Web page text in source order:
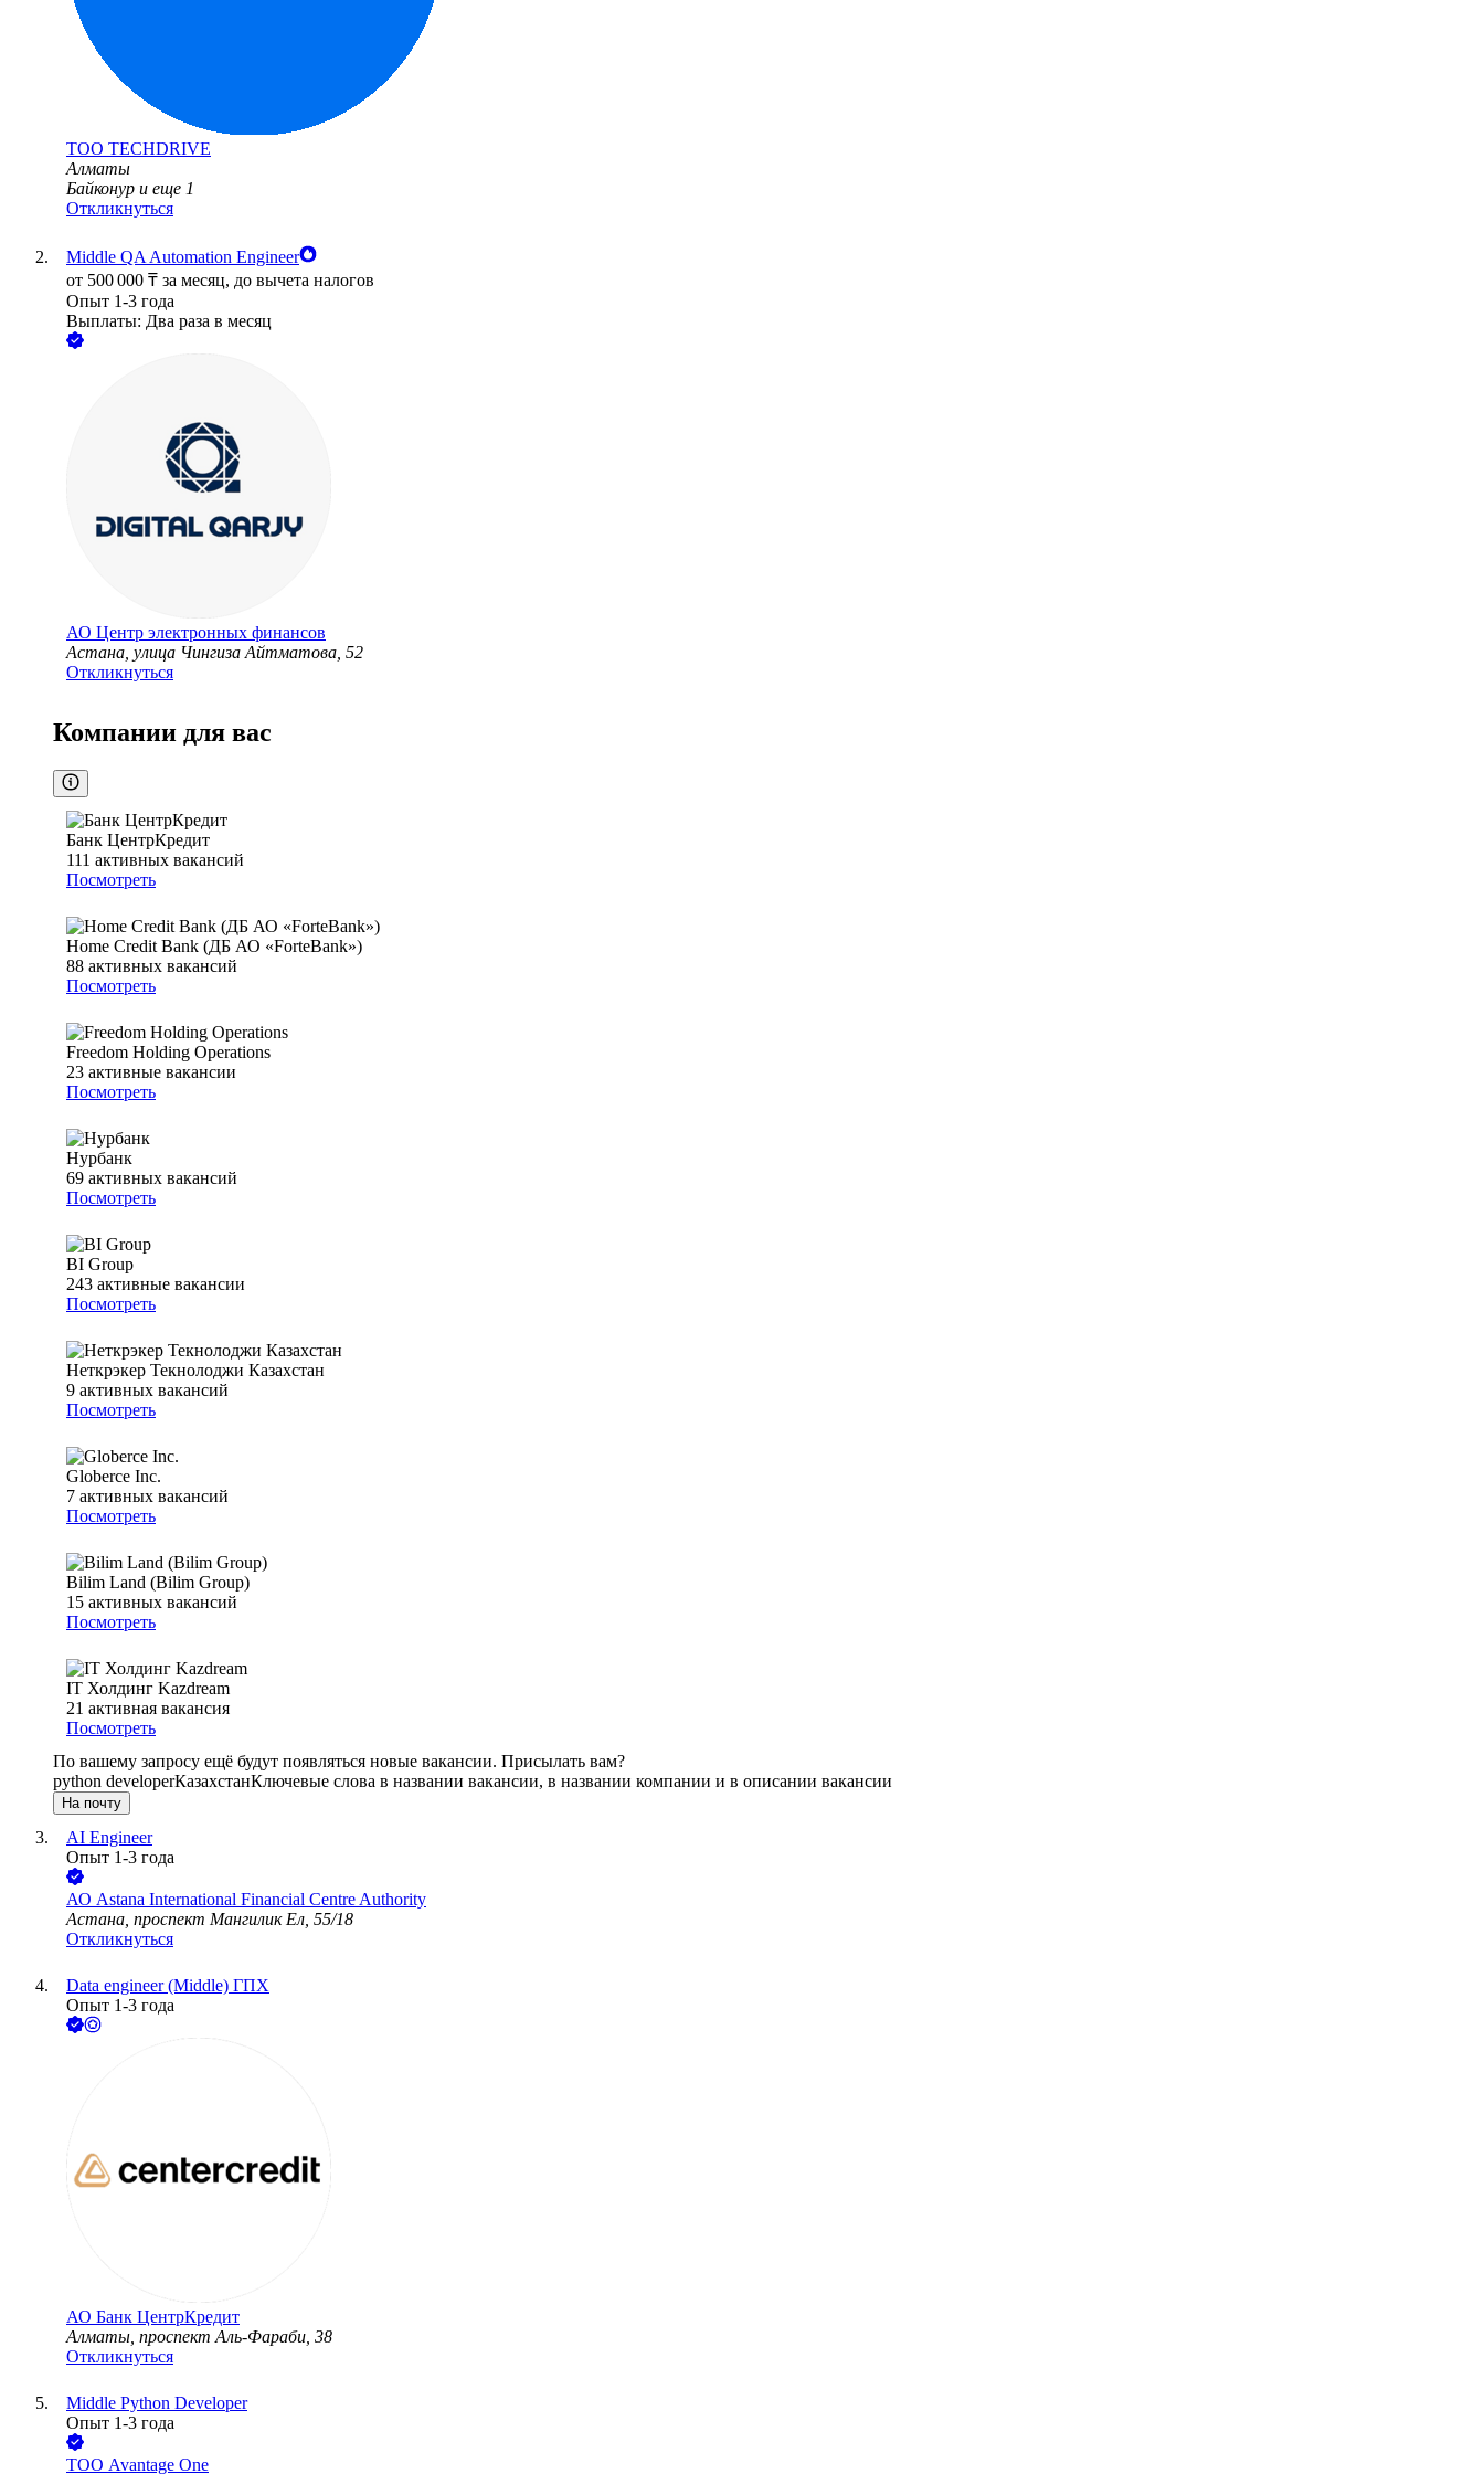
ТОО TECHDRIVE
Алматы
Байконур и еще 1
Откликнуться
Middle QA Automation Engineer
от 500 000 ₸ за месяц, до вычета налогов
Опыт 1-3 года
Выплаты: Два раза в месяц
АО Центр электронных финансов
Астана, улица Чингиза Айтматова, 52
Откликнуться
Компании для вас
Банк ЦентрКредит
111 активных вакансий
Посмотреть
Home Credit Bank (ДБ АО «ForteBank»)
88 активных вакансий
Посмотреть
Freedom Holding Operations
23 активные вакансии
Посмотреть
Нурбанк
69 активных вакансий
Посмотреть
BI Group
243 активные вакансии
Посмотреть
Неткрэкер Текнолоджи Казахстан
9 активных вакансий
Посмотреть
Globerce Inc.
7 активных вакансий
Посмотреть
Bilim Land (Bilim Group)
15 активных вакансий
Посмотреть
IT Холдинг Kazdream
21 активная вакансия
Посмотреть
По вашему запросу ещё будут появляться новые вакансии. Присылать вам?
python developerКазахстанКлючевые слова в названии вакансии, в названии компании и в описании вакансии
На почту
AI Engineer
Опыт 1-3 года
АО Astana International Financial Centre Authority
Астана, проспект Мангилик Ел, 55/18
Откликнуться
Data engineer (Middle) ГПХ
Опыт 1-3 года
АО Банк ЦентрКредит
Алматы, проспект Аль-Фараби, 38
Откликнуться
Middle Python Developer
Опыт 1-3 года
ТОО Avantage One